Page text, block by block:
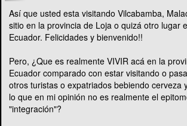
Así que usted esta visitando Vilcabamba,
sitio en la provincia de Loja o quizá otro lugar
Ecuador. Felicidades y bienvenido!!
Pero, ¿Que es realmente VIVIR acá en la
Ecuador comparado con estar visitando o
otros turistas o expatriados bebiendo cerveza
lo que en mi opinión no es realmente el
"integración"?